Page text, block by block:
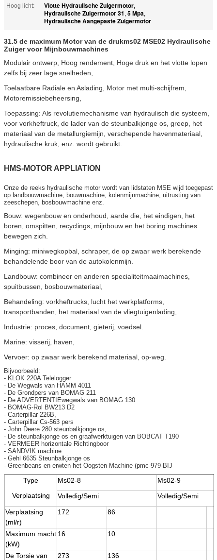
Hoog licht:
Vlotte Hydraulische Zuigermotor,
Hydraulische Zuigermotor 31 , 5 Mpa,
Hydraulische Aangepaste Zuigermotor
31.5 de maximum Motor van de drukms02 MSE02 Hydraulische
Zuiger voor Mijnbouwmachines
Modulair ontwerp, Hoog rendement, Hoge druk en het vlotte lopen
zelfs bij zeer lage snelheden,
Toelaatbare Radiale en Aslading, Motor met multi-schijfrem,
Motoremissiebeheersing,
Toepassing: Als revolutiemechanisme van hydraulisch die systeem,
voor vorkheftruck, de lader van de steunbalkjonge os, greep, het
materiaal van de metallurgiemijn, verschepende havenmateriaal,
hydraulische kruk, enz. wordt gebruikt.
HMS-MOTOR APPLIATION
Onze de reeks hydraulische motor wordt van lidstaten MSE wijd toegepast
op landbouwmachine, bouwmachine, kolenmijnmachine, uitrusting van
zeeschepen, bosbouwmachine enz.
Bouw: wegenbouw en onderhoud, aarde die, het eindigen, het
boren, omspitten, recyclings, mijnbouw en het boring machines
bewegen zich.
Minging: miniwegkopbal, schraper, de op zwaar werk berekende
behandelende boor van de autokolenmijn.
Landbouw: combineer en anderen specialiteitmaaimachines,
spuitbussen, bosbouwmateriaal,
Behandeling: vorkheftrucks, lucht het werkplatforms,
transportbanden, het materiaal van de vliegtuigenlading,
Industrie: proces, document, gieterij, voedsel.
Marine: visserij, haven,
Vervoer: op zwaar werk berekend materiaal, op-weg.
Bijvoorbeeld:
- KLOK 220A Telelogger
- De Wegwals van HAMM 4011
- De Grondpers van BOMAG 211
- De ADVERTENTIEwegwals van BOMAG 130
- BOMAG-Rol BW213 D2
- Carterpillar 226B,
- Carterpillar Cs-563 pers
- John Deere 280 steunbalkjonge os,
- De steunbalkjonge os en graafwerktuigen van BOBCAT T190
- VERMEER horizontale Richtingboor
- SANDVIK machine
- Gehl 6635 Steunbalkjonge os
- Greenbeans en erwten het Oogsten Machine (pmc-979-BIJ
Type
Verplaatsing
Ms02-8
Ms02-9
Volledig/Semi
Volledig/Semi
Verplaatsing
(ml/r)
172 86
Maximum macht
(kW)
16 10
De Torsie van
273 136